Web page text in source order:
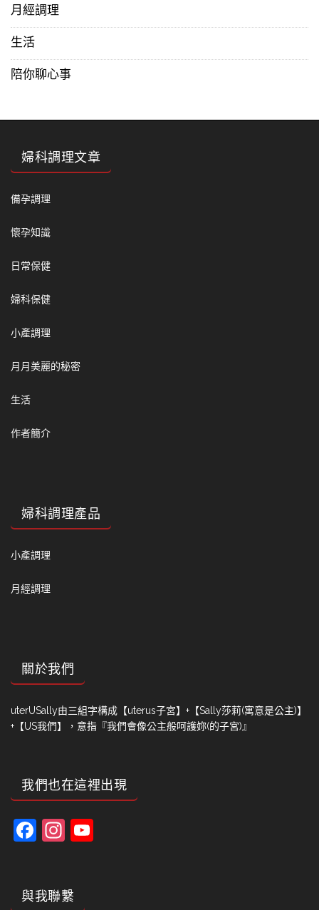
月經調理
生活
陪你聊心事
婦科調理文章
備孕調理
懷孕知識
日常保健
婦科保健
小產調理
月月美麗的秘密
生活
作者簡介
婦科調理產品
小產調理
月經調理
關於我們
uterUSally由三組字構成【uterus子宮】+【Sally莎莉(寓意是公主)】
+【US我們】，意指『我們會像公主般呵護妳(的子宮)』
我們也在這裡出現
Facebook
Instagram
與我聯繫